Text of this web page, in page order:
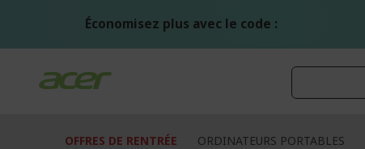
Économisez plus avec le code :
OFFRES DE RENTRÉE ORDINATEURS PORTABLES